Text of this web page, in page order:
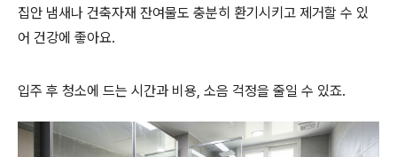
집안 냄새나 건축자재 잔여물도 충분히 환기시키고 제거할 수 있
어 건강에 좋아요.
입주 후 청소에 드는 시간과 비용, 소음 걱정을 줄일 수 있죠.